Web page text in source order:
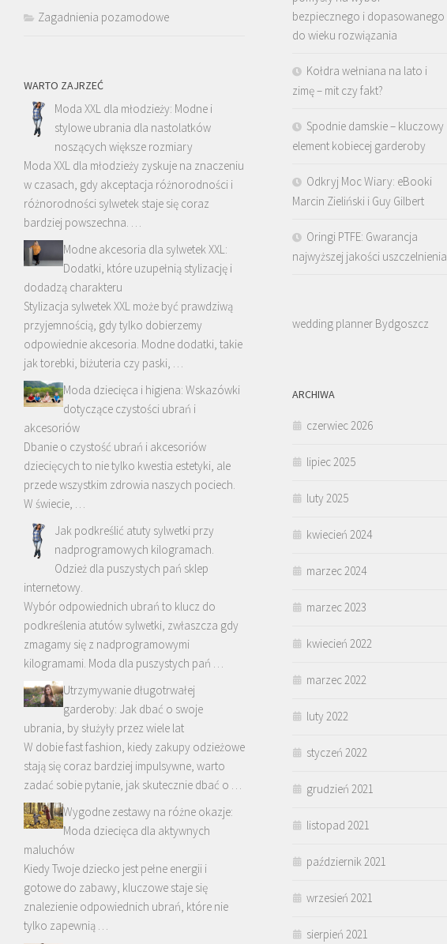
Zagadnienia pozamodowe
WARTO ZAJRZEĆ
Moda XXL dla młodzieży: Modne i
stylowe ubrania dla nastolatków
noszących większe rozmiary
Moda XXL dla młodzieży zyskuje na znaczeniu
w czasach, gdy akceptacja różnorodności i
różnorodności sylwetek staje się coraz
bardziej powszechna. …
Modne akcesoria dla sylwetek XXL:
Dodatki, które uzupełnią stylizację i
dodadzą charakteru
Stylizacja sylwetek XXL może być prawdziwą
przyjemnością, gdy tylko dobierzemy
odpowiednie akcesoria. Modne dodatki, takie
jak torebki, biżuteria czy paski, …
Moda dziecięca i higiena: Wskazówki
dotyczące czystości ubrań i
akcesoriów
Dbanie o czystość ubrań i akcesoriów
dziecięcych to nie tylko kwestia estetyki, ale
przede wszystkim zdrowia naszych pociech.
W świecie, …
Jak podkreślić atuty sylwetki przy
nadprogramowych kilogramach.
Odzież dla puszystych pań sklep
internetowy.
Wybór odpowiednich ubrań to klucz do
podkreślenia atutów sylwetki, zwłaszcza gdy
zmagamy się z nadprogramowymi
kilogramami. Moda dla puszystych pań …
Utrzymywanie długotrwałej
garderoby: Jak dbać o swoje
ubrania, by służyły przez wiele lat
W dobie fast fashion, kiedy zakupy odzieżowe
stają się coraz bardziej impulsywne, warto
zadać sobie pytanie, jak skutecznie dbać o …
Wygodne zestawy na różne okazje:
Moda dziecięca dla aktywnych
maluchów
Kiedy Twoje dziecko jest pełne energii i
gotowe do zabawy, kluczowe staje się
znalezienie odpowiednich ubrań, które nie
tylko zapewnią …
bezpiecznego i dopasowanego
do wieku rozwiązania
Kołdra wełniana na lato i
zimę – mit czy fakt?
Spodnie damskie – kluczowy
element kobiecej garderoby
Odkryj Moc Wiary: eBooki
Marcin Zieliński i Guy Gilbert
Oringi PTFE: Gwarancja
najwyższej jakości uszczelnienia
wedding planner Bydgoszcz
ARCHIWA
czerwiec 2026
lipiec 2025
luty 2025
kwiecień 2024
marzec 2024
marzec 2023
kwiecień 2022
marzec 2022
luty 2022
styczeń 2022
grudzień 2021
listopad 2021
październik 2021
wrzesień 2021
sierpień 2021